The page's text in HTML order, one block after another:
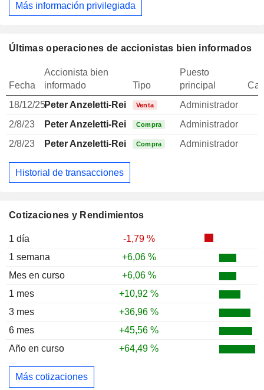
Cotizaciones y Rendimientos
1 día
-1,79 %
1 semana
+6,06 %
Mes en curso
+6,06 %
1 mes
+10,92 %
3 mes
+36,96 %
6 mes
+45,56 %
Año en curso
+64,49 %
Más cotizaciones
Más información privilegiada
Últimas operaciones de accionistas bien informados
Fecha
Accionista bien
informado
Tipo
Puesto
principal
18/12/25Peter Anzeletti-Reikl Venta Administrador
2/8/23
Peter Anzeletti-Reikl Compra Administrador
2/8/23
Peter Anzeletti-Reikl Compra Administrador
Historial de transacciones